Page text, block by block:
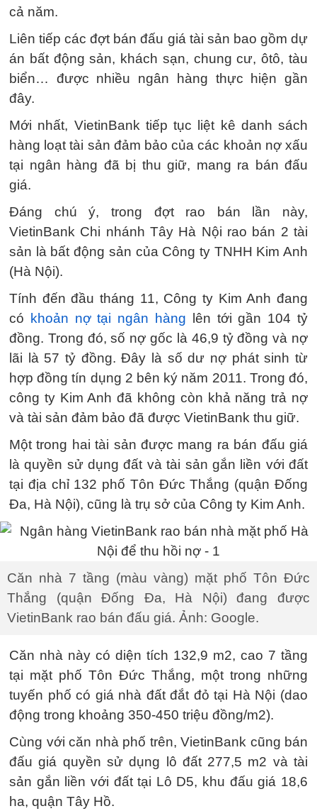
cả năm.
Liên tiếp các đợt bán đấu giá tài sản bao gồm dự
án bất động sản, khách sạn, chung cư, ôtô, tàu
biển… được nhiều ngân hàng thực hiện gần
đây.
Mới nhất, VietinBank tiếp tục liệt kê danh sách
hàng loạt tài sản đảm bảo của các khoản nợ xấu
tại ngân hàng đã bị thu giữ, mang ra bán đấu
giá.
Đáng chú ý, trong đợt rao bán lần này,
VietinBank Chi nhánh Tây Hà Nội rao bán 2 tài
sản là bất động sản của Công ty TNHH Kim Anh
(Hà Nội).
Tính đến đầu tháng 11, Công ty Kim Anh đang
có
khoản nợ tại ngân hàng lên tới gần 104 tỷ
đồng. Trong đó, số nợ gốc là 46,9 tỷ đồng và nợ
lãi là 57 tỷ đồng. Đây là số dư nợ phát sinh từ
hợp đồng tín dụng 2 bên ký năm 2011. Trong đó,
công ty Kim Anh đã không còn khả năng trả nợ
và tài sản đảm bảo đã được VietinBank thu giữ.
Một trong hai tài sản được mang ra bán đấu giá
là quyền sử dụng đất và tài sản gắn liền với đất
tại địa chỉ 132 phố Tôn Đức Thắng (quận Đống
Đa, Hà Nội), cũng là trụ sở của Công ty Kim Anh.
Căn nhà 7 tầng (màu vàng) mặt phố Tôn Đức
Thắng (quận Đống Đa, Hà Nội) đang được
VietinBank rao bán đấu giá. Ảnh: Google.
Căn nhà này có diện tích 132,9 m2, cao 7 tầng
tại mặt phố Tôn Đức Thắng, một trong những
tuyến phố có giá nhà đất đắt đỏ tại Hà Nội (dao
động trong khoảng 350-450 triệu đồng/m2).
Cùng với căn nhà phố trên, VietinBank cũng bán
đấu giá quyền sử dụng lô đất 277,5 m2 và tài
sản gắn liền với đất tại Lô D5, khu đấu giá 18,6
ha, quận Tây Hồ.